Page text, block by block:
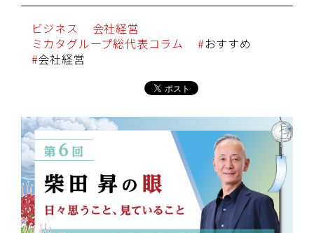
ビジネス
会社経営
ミカタグループ総代表コラム
おすすめ
会社経営